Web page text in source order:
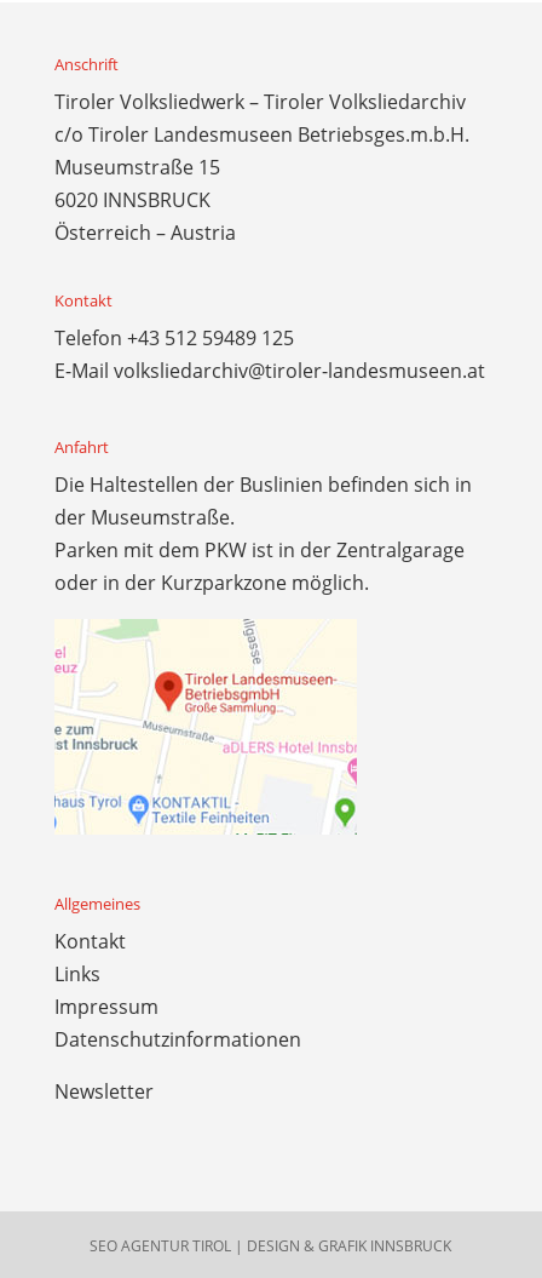
Anschrift
Tiroler Volksliedwerk – Tiroler Volksliedarchiv
c/o Tiroler Landesmuseen Betriebsges.m.b.H.
Museumstraße 15
6020 INNSBRUCK
Österreich – Austria
Kontakt
Telefon +43 512 59489 125
E-Mail volksliedarchiv@tiroler-landesmuseen.at
Anfahrt
Die Haltestellen der Buslinien befinden sich in
der Museumstraße.
Parken mit dem PKW ist in der Zentralgarage
oder in der Kurzparkzone möglich.
Allgemeines
Kontakt
Links
Impressum
Datenschutzinformationen
Newsletter
SEO AGENTUR TIROL | DESIGN & GRAFIK INNSBRUCK